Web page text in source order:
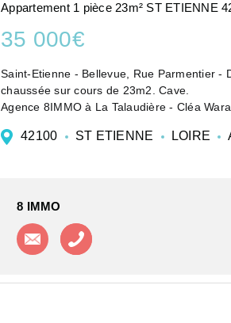
Appartement 1 pièce 23m² ST ETIENNE
35 000€
Saint-Etienne - Bellevue, Rue Parmentier -
chaussée sur cours de 23m2. Cave.
Agence 8IMMO à La Talaudière - Cléa
42100 ST ETIENNE LOIRE
8 IMMO
Contacter l'agence